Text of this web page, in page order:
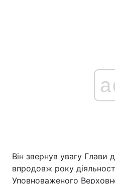
Він звернув увагу
впродовж року
Уповноваженого